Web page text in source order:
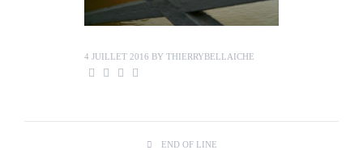
4 JUILLET 2016 BY THIERRYBELLAICHE
END OF LINE